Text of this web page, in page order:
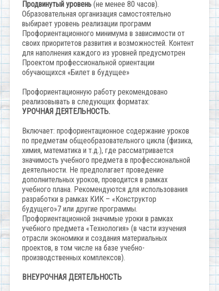
Продвинутый уровень (не менее 80 часов).
Образовательная организация самостоятельно
выбирает уровень реализации программ
Профориентационного минимума в зависимости от
своих приоритетов развития и возможностей. Контент
для наполнения каждого из уровней предусмотрен
Проектом профессиональной ориентации
обучающихся «Билет в будущее»
Профориентационную работу рекомендовано
реализовывать в следующих форматах:
УРОЧНАЯ ДЕЯТЕЛЬНОСТЬ.
Включает: профориентационное содержание уроков
по предметам общеобразовательного цикла (физика,
химия, математика и т.д.), где рассматривается
значимость учебного предмета в профессиональной
деятельности. Не предполагает проведение
дополнительных уроков, проводится в рамках
учебного плана. Рекомендуются для использования
разработки в рамках КИК – «Конструктор
будущего»7 или другие программы.
Профориентационной значимые уроки в рамках
учебного предмета «Технология» (в части изучения
отрасли экономики и создания материальных
проектов, в том числе на базе учебно-
производственных комплексов).
ВНЕУРОЧНАЯ ДЕЯТЕЛЬНОСТЬ